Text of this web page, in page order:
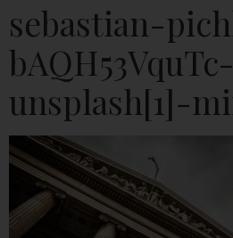
sebastian-
bAQH53VquTc-
unsplash[1]-